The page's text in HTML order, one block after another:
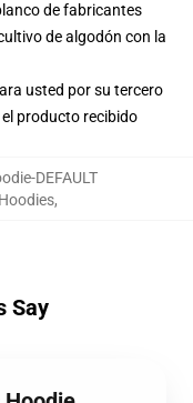
de fabricantes
de algodón con la
usted por su tercero
producto recibido
DEFAULT
,
Say